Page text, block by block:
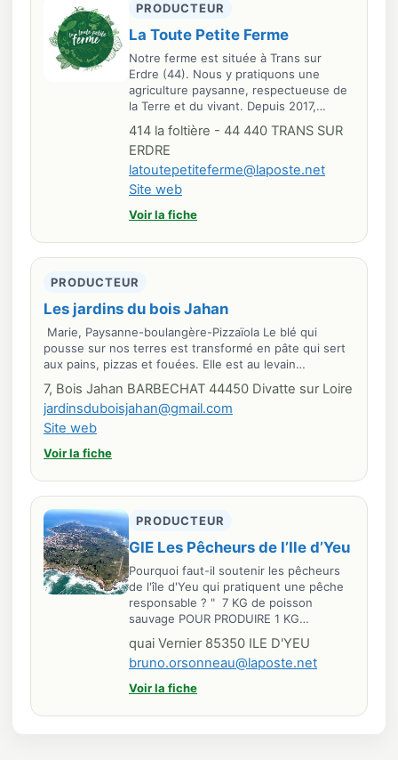
PRODUCTEUR
La Toute Petite Ferme
Notre ferme est située à Trans sur
Erdre (44). Nous y pratiquons une
agriculture paysanne, respectueuse de
la Terre et du vivant. Depuis 2017,…
414 la foltière - 44 440 TRANS SUR
ERDRE
latoutepetiteferme@laposte.net
Site web
Voir la fiche
PRODUCTEUR
Les jardins du bois Jahan
Marie, Paysanne-boulangère-Pizzaïola Le blé qui
pousse sur nos terres est transformé en pâte qui sert
aux pains, pizzas et fouées. Elle est au levain…
7, Bois Jahan BARBECHAT 44450 Divatte sur Loire
jardinsduboisjahan@gmail.com
Site web
Voir la fiche
PRODUCTEUR
GIE Les Pêcheurs de l’Ile d’Yeu
Pourquoi faut-il soutenir les pêcheurs
de l'île d'Yeu qui pratiquent une pêche
responsable ? " 7 KG de poisson
sauvage POUR PRODUIRE 1 KG…
quai Vernier 85350 ILE D'YEU
bruno.orsonneau@laposte.net
Voir la fiche